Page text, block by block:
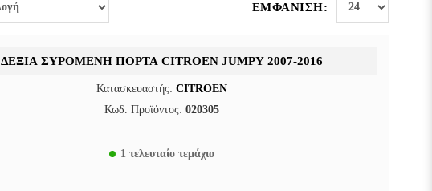
ΕΜΦΆΝΙΣΗ:
ΔΕΞΙΆ ΣΥΡΌΜΕΝΗ ΠΌΡΤΑ CITROEN JUMPY 2007-2016
Κατασκευαστής:CITROEN
Κωδ. Προϊόντος:020305
1 τελευταίο τεμάχιο